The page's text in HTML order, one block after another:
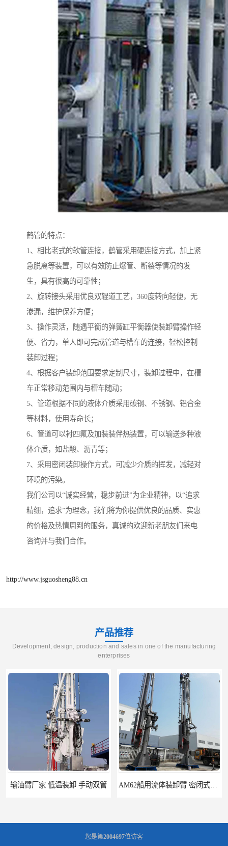
鹤管的特点：
1、相比老式的软管连接，鹤管采用硬连接方式，加上紧
急脱离等装置，可以有效防止爆管、断裂等情况的发
生，具有很高的可靠性；
2、旋转接头采用优良双辊道工艺，360度转向轻便，无
渗漏，维护保养方便；
3、操作灵活，随遇平衡的弹簧缸平衡器使装卸臂操作轻
便、省力，单人即可完成管道与槽车的连接，轻松控制
装卸过程；
4、根据客户装卸范围要求定制尺寸，装卸过程中，在槽
车正常移动范围内与槽车随动；
5、管道根据不同的液体介质采用碳钢、不锈钢、铝合金
等材料，使用寿命长；
6、管道可以衬四氟及加装装伴热装置，可以输送多种液
体介质，如盐酸、沥青等；
7、采用密闭装卸操作方式，可减少介质的挥发，减轻对
环境的污染。
我们公司以“诚实经营，稳步前进”为企业精神，以“追求
精细，追求”为理念，我们将为你提供优良的品质、实惠
的价格及热情周到的服务，真诚的欢迎新老朋友们来电
咨询并与我们合作。
http://www.jsguosheng88.cn
产品推荐
Development, design, production and sales in one of the manufacturing
enterprises
输油臂厂家 低温装卸 手动双管
您是第2004697位访客